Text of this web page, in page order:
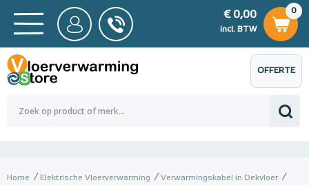
BTW
0,00
0
€ 0,00
incl. BTW
€ 0,00
OFFERTE
AANVRAGEN
Home Elektrische Vloerverwarming
Verwarmingskabel in Dekvloer